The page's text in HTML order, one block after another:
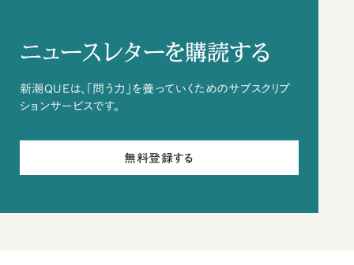
ニュースレターを購読する
新潮QUEは、「問う力」を養っていくためのサブスクリプ
ションサービスです。
無料登録する